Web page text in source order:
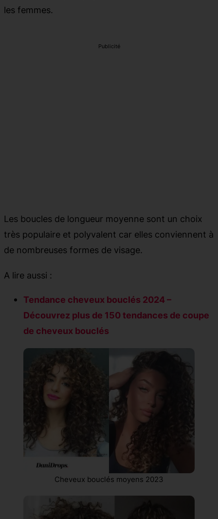
les femmes.
Publicité
Les boucles de longueur moyenne sont un choix
très populaire et polyvalent car elles conviennent à
de nombreuses formes de visage.
A lire aussi :
Tendance cheveux bouclés 2024 –
Découvrez plus de 150 tendances de coupe
de cheveux bouclés
Cheveux bouclés moyens 2023